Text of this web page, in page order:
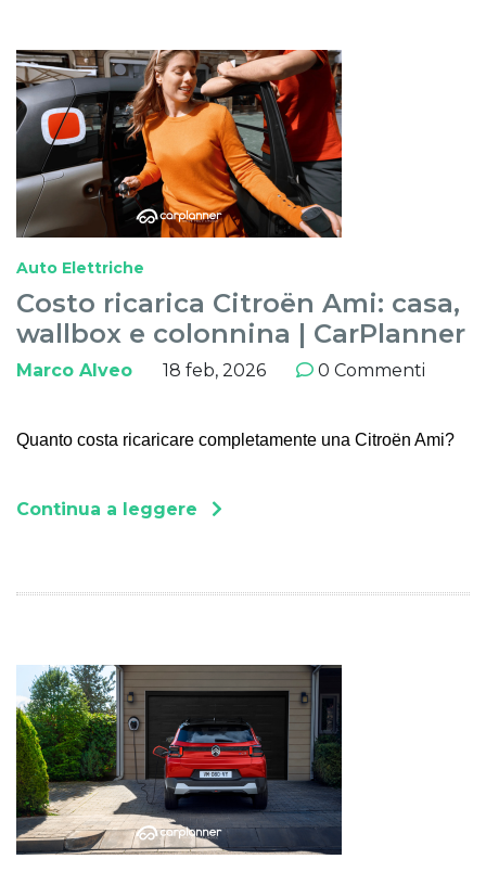
Auto Elettriche
Costo ricarica Citroën Ami: casa,
wallbox e colonnina | CarPlanner
Marco Alveo 18 feb, 2026 0 Commenti
Quanto costa ricaricare completamente una Citroën Ami?
Continua a leggere